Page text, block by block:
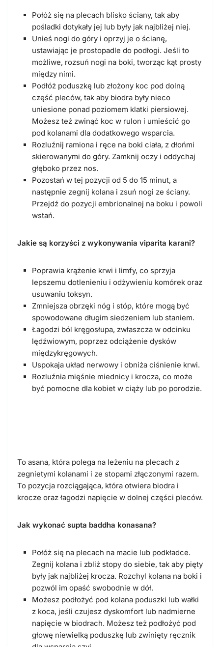
Połóż się na plecach blisko ściany, tak aby
pośladki dotykały jej lub były jak najbliżej niej.
Unieś nogi do góry i oprzyj je o ścianę,
ustawiając je prostopadle do podłogi. Jeśli to
możliwe, rozsuń nogi na boki, tworząc kąt prosty
między nimi.
Podłóż poduszkę lub złożony koc pod dolną
część pleców, tak aby biodra były nieco
uniesione ponad poziomem klatki piersiowej.
Możesz też zwinąć koc w rulon i umieścić go
pod kolanami dla dodatkowego wsparcia.
Rozluźnij ramiona i ręce na boki ciała, z dłońmi
skierowanymi do góry. Zamknij oczy i oddychaj
głęboko przez nos.
Pozostań w tej pozycji od 5 do 15 minut, a
następnie zegnij kolana i zsuń nogi ze ściany.
Przejdź do pozycji embrionalnej na boku i powoli
wstań.
Jakie są korzyści z wykonywania viparita karani?
Poprawia krążenie krwi i limfy, co sprzyja
lepszemu dotlenieniu i odżywieniu komórek oraz
usuwaniu toksyn.
Zmniejsza obrzęki nóg i stóp, które mogą być
spowodowane długim siedzeniem lub staniem.
Łagodzi ból kręgosłupa, zwłaszcza w odcinku
lędźwiowym, poprzez odciążenie dysków
międzykręgowych.
Uspokaja układ nerwowy i obniża ciśnienie krwi.
Rozluźnia mięśnie miednicy i krocza, co może
być pomocne dla kobiet w ciąży lub po porodzie.
To asana, która polega na leżeniu na plecach z
zegnietymi kolanami i ze stopami złączonymi razem.
To pozycja rozciągająca, która otwiera biodra i
krocze oraz łagodzi napięcie w dolnej części pleców.
Jak wykonać supta baddha konasana?
Połóż się na plecach na macie lub podkładce.
Zegnij kolana i zbliż stopy do siebie, tak aby pięty
były jak najbliżej krocza. Rozchyl kolana na boki i
pozwól im opaść swobodnie w dół.
Możesz podłożyć pod kolana poduszki lub wałki
z koca, jeśli czujesz dyskomfort lub nadmierne
napięcie w biodrach. Możesz też podłożyć pod
głowę niewielką poduszkę lub zwinięty ręcznik